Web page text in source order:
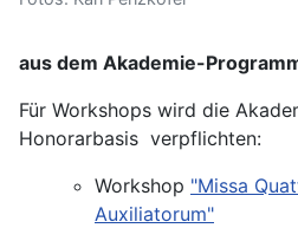
aus dem Akademie-
Für Workshops wird die
Honorarbasis verpflichten:
Workshop "Missa
Auxiliatorum"